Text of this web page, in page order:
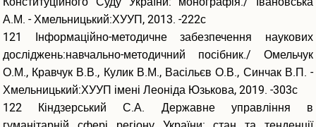
А.М. - Хмельницький:ХУУП, 2013. -222с
121 Інформаційно-методичне забезпечення наукових
досліджень:навчально-методичний посібник./ Омельчук
О.М., Кравчук В.В., Кулик В.М., Васільєв О.В., Синчак В.П. -
Хмельницький:ХУУП імені Леоніда Юзькова, 2019. -303с
122 Кіндзерський С.А. Державне управління в